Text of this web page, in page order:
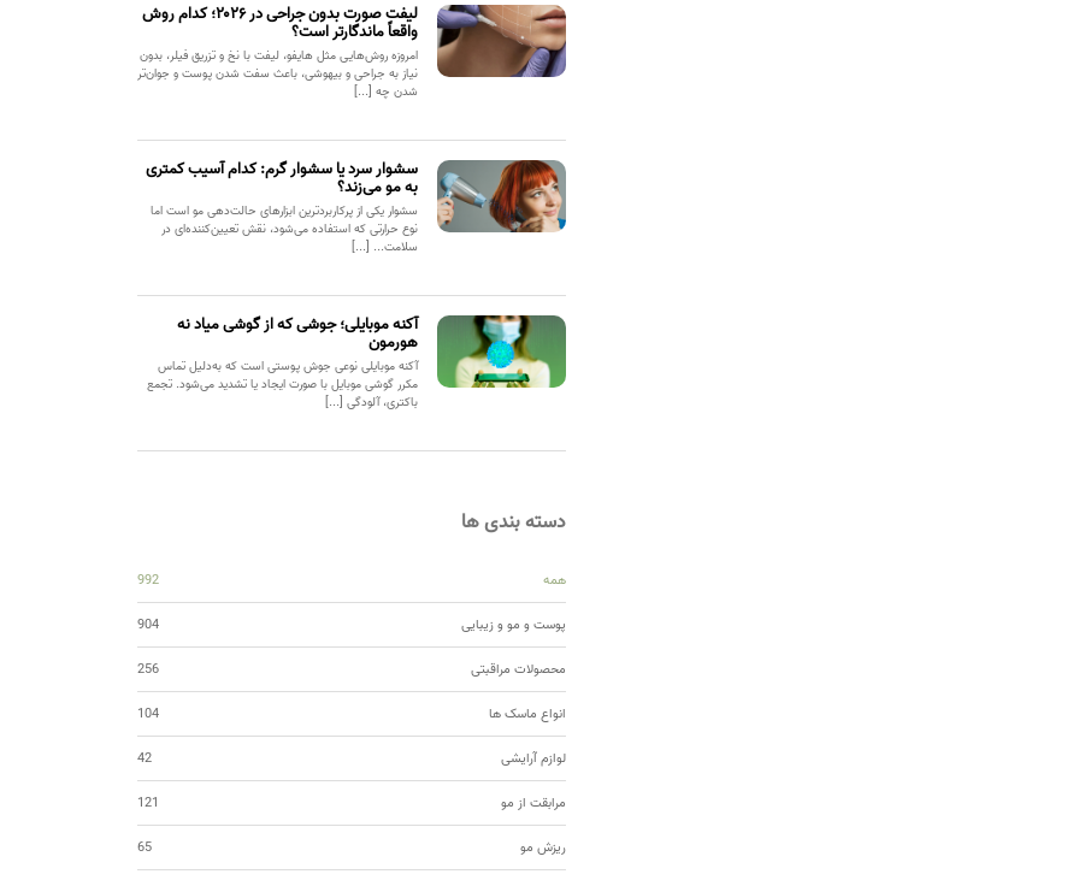
لیفت صورت بدون جراحی در ۲۰۲۶؛ کدام روش
واقعاً ماندگارتر است؟
امروزه روش‌هایی مثل هایفو، لیفت با نخ و تزریق فیلر، بدون
نیاز به جراحی و بیهوشی، باعث سفت شدن پوست و جوان‌تر
شدن چه [...]
سشوار سرد یا سشوار گرم: کدام آسیب کمتری
به مو می‌زند؟
سشوار یکی از پرکاربردترین ابزارهای حالت‌دهی مو است اما
نوع حرارتی که استفاده می‌شود، نقش تعیین‌کننده‌ای در
سلامت... [...]
آکنه موبایلی؛ جوشی که از گوشی میاد نه
هورمون
آکنه موبایلی نوعی جوش پوستی است که به‌دلیل تماس
مکرر گوشی موبایل با صورت ایجاد یا تشدید می‌شود. تجمع
باکتری، آلودگی [...]
دسته بندی ها
همه 992
پوست و مو و زیبایی 904
محصولات مراقبتی 256
انواع ماسک ها 104
لوازم آرایشی 42
مرابقت از مو 121
ریزش مو 65